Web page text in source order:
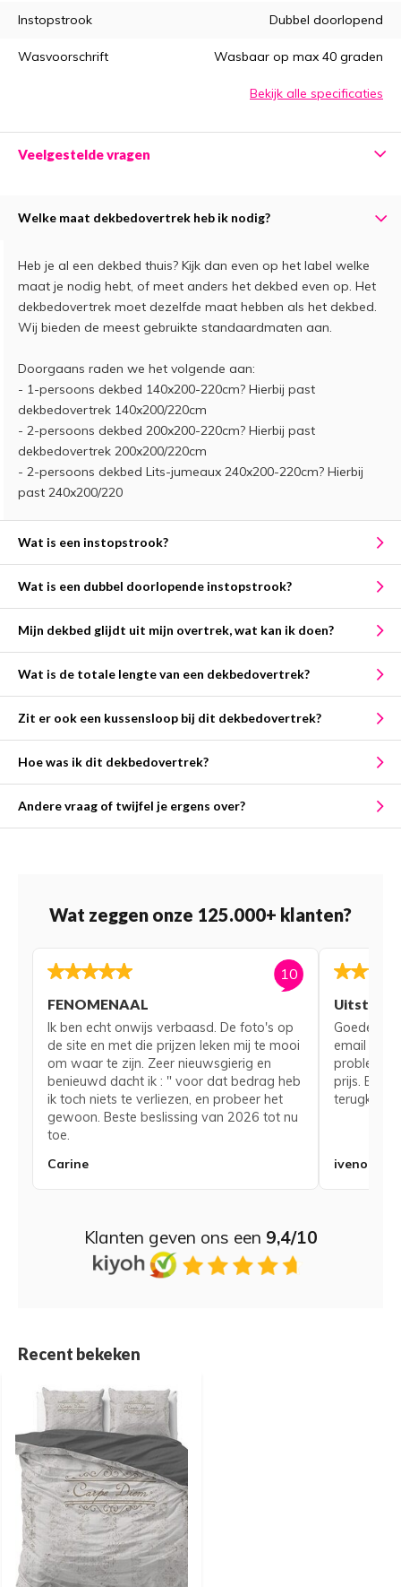
Instopstrook Dubbel doorlopend
Wasvoorschrift Wasbaar op max 40 graden
Bekijk alle specificaties
Veelgestelde vragen
Welke maat dekbedovertrek heb ik nodig?
Heb je al een dekbed thuis? Kijk dan even op het label welke
maat je nodig hebt, of meet anders het dekbed even op. Het
dekbedovertrek moet dezelfde maat hebben als het dekbed.
Wij bieden de meest gebruikte standaardmaten aan.
Doorgaans raden we het volgende aan:
- 1-persoons dekbed 140x200-220cm? Hierbij past
dekbedovertrek 140x200/220cm
- 2-persoons dekbed 200x200-220cm? Hierbij past
dekbedovertrek 200x200/220cm
- 2-persoons dekbed Lits-jumeaux 240x200-220cm? Hierbij
past 240x200/220
Wat is een instopstrook?
Wat is een dubbel doorlopende instopstrook?
Mijn dekbed glijdt uit mijn overtrek, wat kan ik doen?
Wat is de totale lengte van een dekbedovertrek?
Zit er ook een kussensloop bij dit dekbedovertrek?
Hoe was ik dit dekbedovertrek?
Andere vraag of twijfel je ergens over?
Wat zeggen onze 125.000+ klanten?
10
FENOMENAAL
Ik ben echt onwijs verbaasd. De foto's op
de site en met die prijzen leken mij te mooi
om waar te zijn. Zeer nieuwsgierig en
benieuwd dacht ik : " voor dat bedrag heb
ik toch niets te verliezen, en probeer het
gewoon. Beste beslissing van 2026 tot nu
toe.
Carine
Goede
email voor
probleem
prijs. Bij
iveno
Klanten geven ons een 9,4/10
Recent bekeken